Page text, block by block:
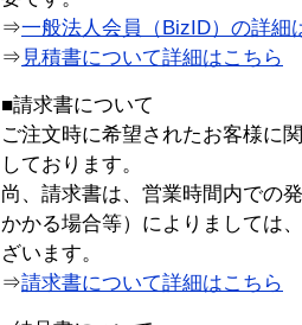
⇒一般法人会員（BizID）の詳細
⇒ 見積書について詳細はこちら
■請求書について
ご注文時に希望されたお客様に
しております。
尚、請求書は、営業時間内での
かかる場合等）によりましては
ざいます。
⇒請求書について詳細はこちら